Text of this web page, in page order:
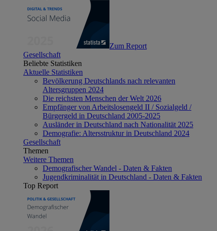
Zum Report
Gesellschaft
Beliebte Statistiken
Aktuelle Statistiken
Bevölkerung Deutschlands nach relevanten
Altersgruppen 2024
Die reichsten Menschen der Welt 2026
Empfänger von Arbeitslosengeld II / Sozialgeld /
Bürgergeld in Deutschland 2005-2025
Ausländer in Deutschland nach Nationalität 2025
Demografie: Altersstruktur in Deutschland 2024
Gesellschaft
Themen
Weitere Themen
Demografischer Wandel - Daten & Fakten
Jugendkriminalität in Deutschland - Daten & Fakten
Top Report